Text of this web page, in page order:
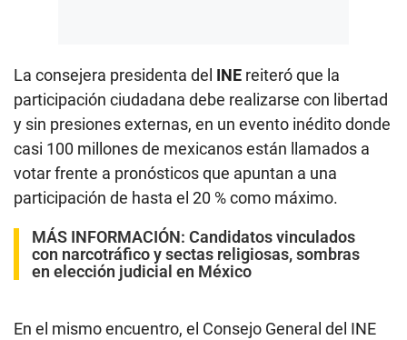
La consejera presidenta del INE reiteró que la
participación ciudadana debe realizarse con libertad
y sin presiones externas, en un evento inédito donde
casi 100 millones de mexicanos están llamados a
votar frente a pronósticos que apuntan a una
participación de hasta el 20 % como máximo.
MÁS INFORMACIÓN: Candidatos vinculados
con narcotráfico y sectas religiosas, sombras
en elección judicial en México
En el mismo encuentro, el Consejo General del INE